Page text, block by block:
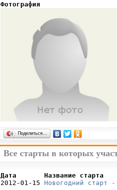
Фотография
Поделиться…
Все старты в которых
Дата       Название
2012-01-15 Новогодний старт